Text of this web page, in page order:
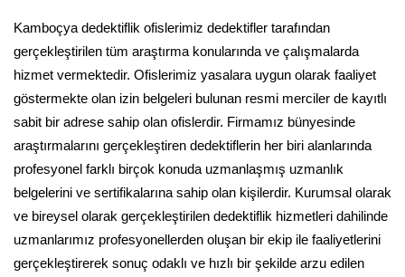
Kamboçya dedektiflik ofislerimiz dedektifler tarafından
gerçekleştirilen tüm araştırma konularında ve çalışmalarda
hizmet vermektedir. Ofislerimiz yasalara uygun olarak faaliyet
göstermekte olan izin belgeleri bulunan resmi merciler de kayıtlı
sabit bir adrese sahip olan ofislerdir. Firmamız bünyesinde
araştırmalarını gerçekleştiren dedektiflerin her biri alanlarında
profesyonel farklı birçok konuda uzmanlaşmış uzmanlık
belgelerini ve sertifikalarına sahip olan kişilerdir. Kurumsal olarak
ve bireysel olarak gerçekleştirilen dedektiflik hizmetleri dahilinde
uzmanlarımız profesyonellerden oluşan bir ekip ile faaliyetlerini
gerçekleştirerek sonuç odaklı ve hızlı bir şekilde arzu edilen